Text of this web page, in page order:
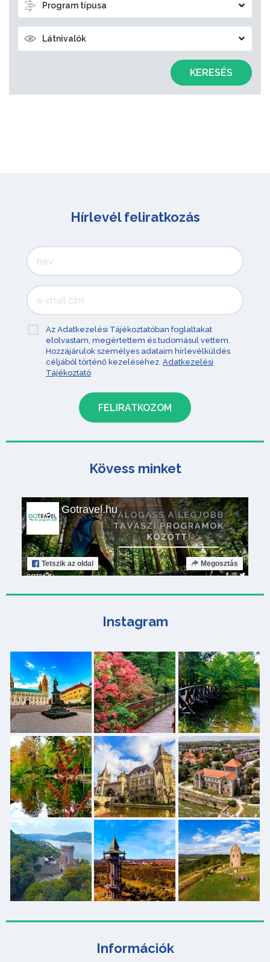
Program típusa
Látnivalók
KERESÉS
Információk
Hírlevél feliratkozás
Az Adatkezelési Tájékoztatóban foglaltakat
elolvastam, megértettem és tudomásul vettem.
Hozzájárulok személyes adataim hírlevélküldés
céljából történő kezeléséhez. Adatkezelési
Tájékoztató
Kövess minket
Gotravel.hu
Tetszik az oldal Megosztás
Instagram